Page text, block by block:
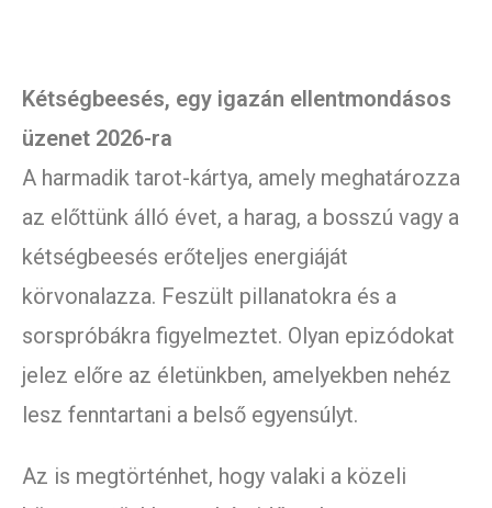
Kétségbeesés, egy igazán ellentmondásos
üzenet 2026-ra
A harmadik tarot-kártya, amely meghatározza
az előttünk álló évet, a harag, a bosszú vagy a
kétségbeesés erőteljes energiáját
körvonalazza. Feszült pillanatokra és a
sorspróbákra figyelmeztet. Olyan epizódokat
jelez előre az életünkben, amelyekben nehéz
lesz fenntartani a belső egyensúlyt.
Az is megtörténhet, hogy valaki a közeli